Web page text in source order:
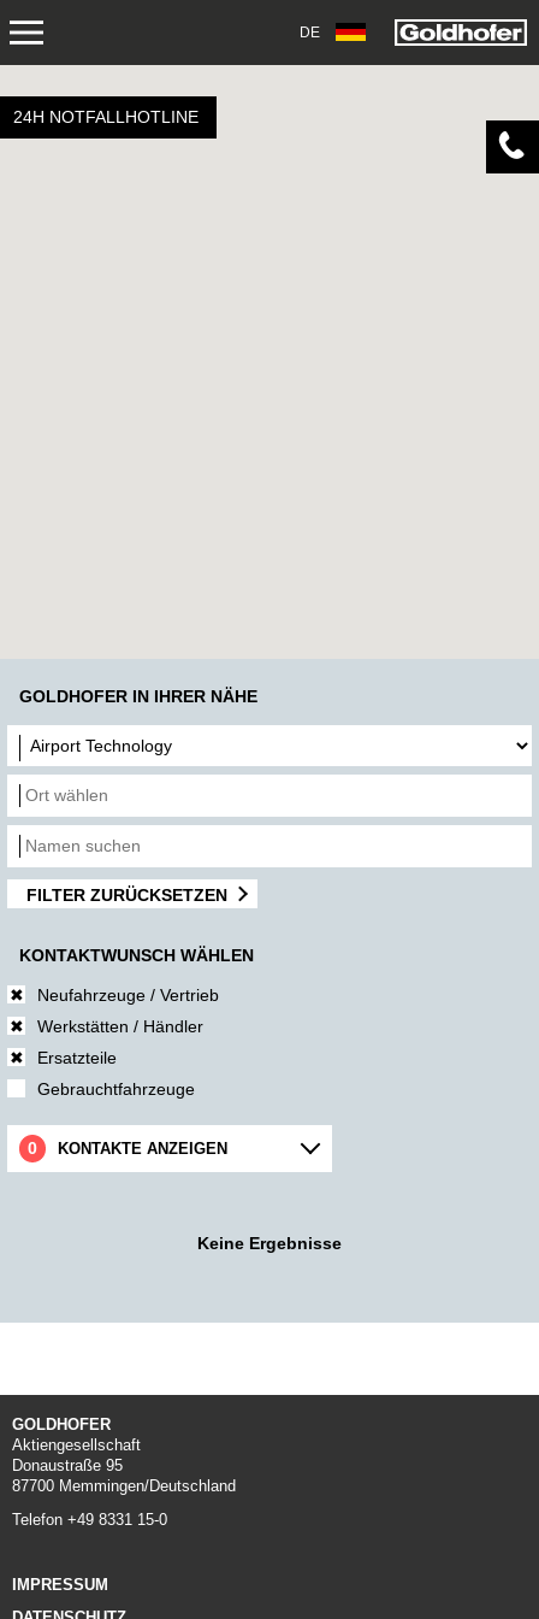
DE
ÜBER UNS
24H NOTFALLHOTLINE
GOLDHOFER IN IHRER NÄHE
FILTER ZURÜCKSETZEN
KONTAKTWUNSCH WÄHLEN
Neufahrzeuge / Vertrieb
Werkstätten / Händler
Ersatzteile
Gebrauchtfahrzeuge
KONTAKTE ANZEIGEN
Keine Ergebnisse
GOLDHOFER
Aktiengesellschaft
Donaustraße 95
87700 Memmingen/Deutschland
Telefon +49 8331 15-0
IMPRESSUM